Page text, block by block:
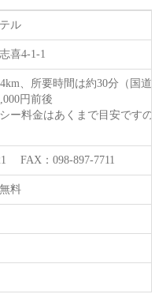
ル
喜4-1-1
、所要時間は約30分（国
円前後
ー料金はあくまで目安ですの
FAX：098-897-7711
料